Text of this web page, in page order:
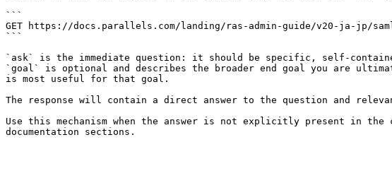
```
GET https://docs.parallels.com/landing/ras-admin-guide/v20-ja-jp/
```
`ask` is the immediate question: it should be specific, self-
`goal` is optional and describes the broader end goal you are
is most useful for that goal.
The response will contain a direct answer to the question and
Use this mechanism when the answer is not explicitly present in